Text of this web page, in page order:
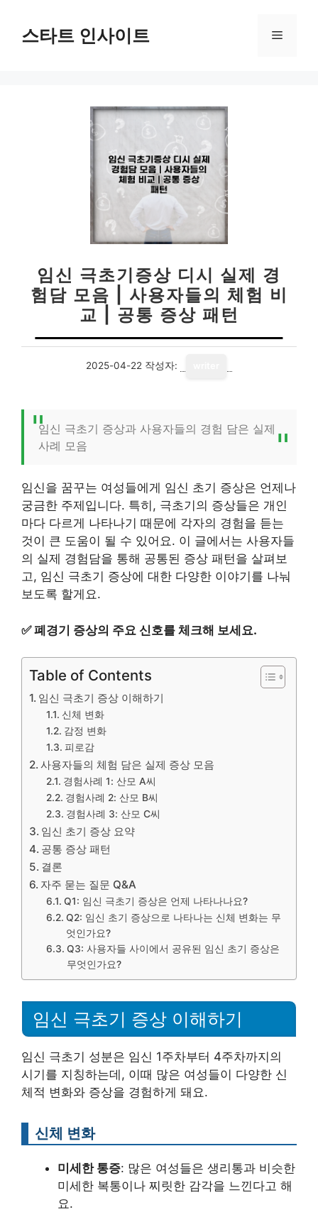
스타트 인사이트 메
임신 극초기증상 디시 실제 경
험담 모음 | 사용자들의 체험 비
교 | 공통 증상 패턴
2025-04-22 작성자:
임신 극초기 증상과 사용자들의 경험 담은 실제
사례 모음
임신을 꿈꾸는 여성들에게 임신 초기 증상은 언제나
궁금한 주제입니다. 특히, 극초기의 증상들은 개인
마다 다르게 나타나기 때문에 각자의 경험을 듣는
것이 큰 도움이 될 수 있어요. 이 글에서는 사용자들
의 실제 경험담을 통해 공통된 증상 패턴을 살펴보
고, 임신 극초기 증상에 대한 다양한 이야기를 나눠
보도록 할게요.
✅폐경기 증상의 주요 신호를 체크해 보세요.
Table of Contents
임신 극초기 증상 이해하기
신체 변화
감정 변화
피로감
사용자들의 체험 담은 실제 증상 모음
경험사례 1: 산모 A씨
경험사례 2: 산모 B씨
경험사례 3: 산모 C씨
임신 초기 증상 요약
공통 증상 패턴
결론
자주 묻는 질문 Q&A
Q1: 임신 극초기 증상은 언제 나타나나요?
Q2: 임신 초기 증상으로 나타나는 신체 변화는 무
엇인가요?
Q3: 사용자들 사이에서 공유된 임신 초기 증상은
무엇인가요?
임신 극초기 증상 이해하기
임신 극초기 성분은 임신 1주차부터 4주차까지의
시기를 지칭하는데, 이때 많은 여성들이 다양한 신
체적 변화와 증상을 경험하게 돼요.
신체 변화
미세한 통증: 많은 여성들은 생리통과 비슷한
미세한 복통이나 찌릿한 감각을 느낀다고 해
요.